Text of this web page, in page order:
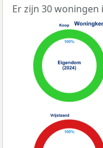
Er zijn 30 woningen